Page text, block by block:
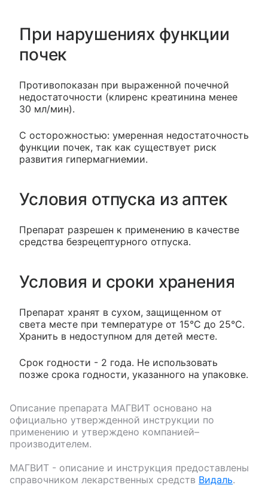
При нарушениях функции
почек
Противопоказан при выраженной почечной
недостаточности (клиренс креатинина менее
30 мл/мин).
С осторожностью: умеренная недостаточность
функции почек, так как существует риск
развития гипермагниемии.
Условия отпуска из аптек
Препарат разрешен к применению в качестве
средства безрецептурного отпуска.
Условия и сроки хранения
Препарат хранят в сухом, защищенном от
света месте при температуре от 15°С до 25°С.
Хранить в недоступном для детей месте.
Срок годности - 2 года. Не использовать
позже срока годности, указанного на упаковке.
Описание препарата МАГВИТ основано на
официально утвержденной инструкции по
применению и утверждено компанией–
производителем.
МАГВИТ - описание и инструкция предоставлены
справочником лекарственных средств Видаль.